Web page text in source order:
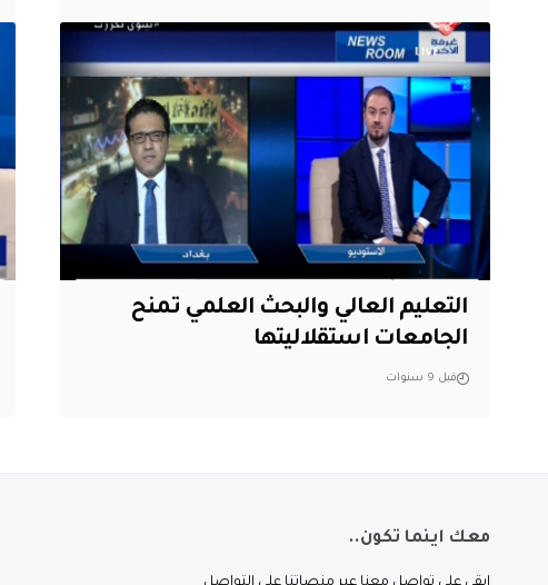
التعليم العالي والبحث العلمي تمنح
الجامعات استقلاليتها
قبل 9 سنوات
معك اينما تكون..